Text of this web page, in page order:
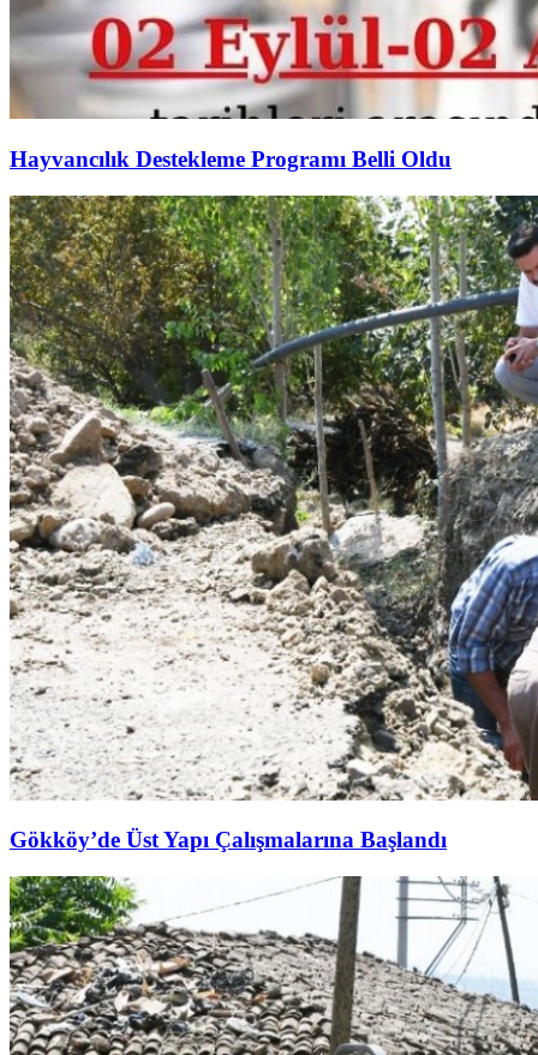
Hayvancılık Destekleme Programı Belli Oldu
Gökköy’de Üst Yapı Çalışmalarına Başlandı